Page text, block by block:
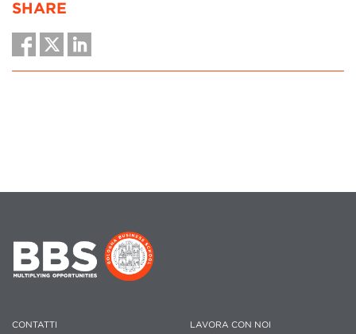
SHARE
CONTATTI LAVORA CON NOI